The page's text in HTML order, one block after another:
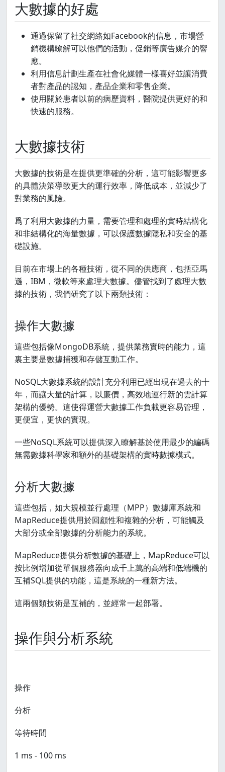
大數據的好處
通過保留了社交網絡如Facebook的信息，市場營
銷機構瞭解可以他們的活動，促銷等廣告媒介的響
應。
利用信息計劃生產在社會化媒體一樣喜好並讓消費
者對產品的認知，產品企業和零售企業。
使用關於患者以前的病歷資料，醫院提供更好的和
快速的服務。
大數據技術
大數據的技術是在提供更準確的分析，這可能影響更多
的具體決策導致更大的運行效率，降低成本，並減少了
對業務的風險。
爲了利用大數據的力量，需要管理和處理的實時結構化
和非結構化的海量數據，可以保護數據隱私和安全的基
礎設施。
目前在市場上的各種技術，從不同的供應商，包括亞馬
遜，IBM，微軟等來處理大數據。儘管找到了處理大數
據的技術，我們研究了以下兩類技術：
操作大數據
這些包括像MongoDB系統，提供業務實時的能力，這
裏主要是數據捕獲和存儲互動工作。
NoSQL大數據系統的設計充分利用已經出現在過去的十
年，而讓大量的計算，以廉價，高效地運行新的雲計算
架構的優勢。這使得運營大數據工作負載更容易管理，
更便宜，更快的實現。
一些NoSQL系統可以提供深入瞭解基於使用最少的編碼
無需數據科學家和額外的基礎架構的實時數據模式。
分析大數據
這些包括，如大規模並行處理（MPP）數據庫系統和
MapReduce提供用於回顧性和複雜的分析，可能觸及
大部分或全部數據的分析能力的系統。
MapReduce提供分析數據的基礎上，MapReduce可以
按比例增加從單個服務器向成千上萬的高端和低端機的
互補SQL提供的功能，這是系統的一種新方法。
這兩個類技術是互補的，並經常一起部署。
操作與分析系統
操作
分析
等待時間
1 ms - 100 ms